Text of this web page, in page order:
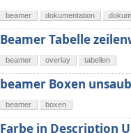
beamer dokumentation
Beamer Tabelle
beamer overlay tabellen
beamer Boxen
beamer boxen
Farbe in Description